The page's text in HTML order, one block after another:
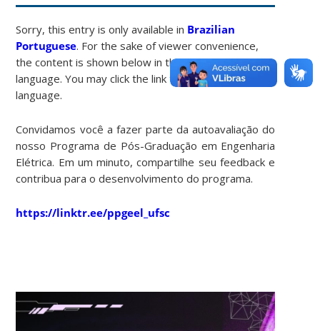
Sorry, this entry is only available in Brazilian
Portuguese. For the sake of viewer convenience,
the content is shown below in the alternative
language. You may click the link to switch the active
language.
Convidamos você a fazer parte da autoavaliação do
nosso Programa de Pós-Graduação em Engenharia
Elétrica. Em um minuto, compartilhe seu feedback e
contribua para o desenvolvimento do programa.
https://linktr.ee/ppgeel_ufsc